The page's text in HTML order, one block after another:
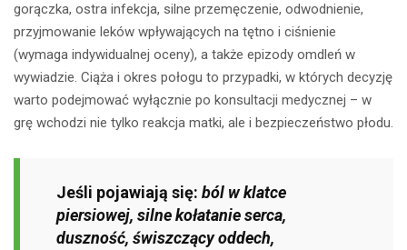
gorączka, ostra infekcja, silne przemęczenie, odwodnienie,
przyjmowanie leków wpływających na tętno i ciśnienie
(wymaga indywidualnej oceny), a także epizody omdleń w
wywiadzie. Ciąża i okres połogu to przypadki, w których decyzję
warto podejmować wyłącznie po konsultacji medycznej – w
grę wchodzi nie tylko reakcja matki, ale i bezpieczeństwo płodu.
Jeśli pojawiają się: ból w klatce
piersiowej, silne kołatanie serca,
duszność, świszczący oddech,